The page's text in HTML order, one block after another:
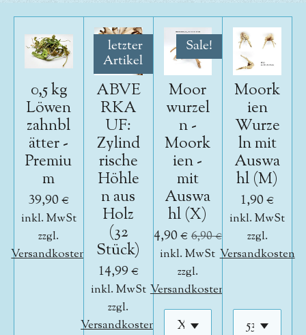
0,5 kg
Löwen
zahnbl
ätter -
Premiu
m
39,90 €
inkl. MwSt
zzgl.
Versandkosten
letzter
Artikel
ABVE
RKA
UF:
Zylind
rische
Höhle
n aus
Holz
(32
Stück)
14,99 €
inkl. MwSt
zzgl.
Versandkosten
Sale!
Moor
wurzel
n -
Moork
ien -
mit
Auswa
hl (X)
4,90 € 6,90 €
inkl. MwSt
zzgl.
Versandkosten
Moork
ien
Wurze
ln mit
Auswa
hl (M)
1,90 €
inkl. MwSt
zzgl.
Versandkosten